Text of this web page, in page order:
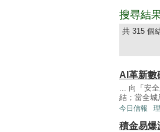
搜尋結
共 315 個
AI革新數
... 向「安
結；當全城
今日信報
積金易爆